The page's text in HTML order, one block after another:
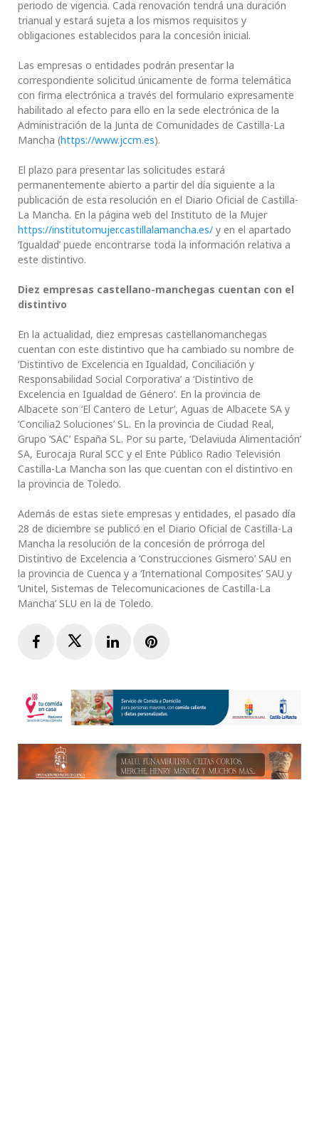
periodo de vigencia. Cada renovación tendrá una duración
trianual y estará sujeta a los mismos requisitos y
obligaciones establecidos para la concesión inicial.
Las empresas o entidades podrán presentar la
correspondiente solicitud únicamente de forma telemática
con firma electrónica a través del formulario expresamente
habilitado al efecto para ello en la sede electrónica de la
Administración de la Junta de Comunidades de Castilla-La
Mancha (https://www.jccm.es).
El plazo para presentar las solicitudes estará
permanentemente abierto a partir del día siguiente a la
publicación de esta resolución en el Diario Oficial de Castilla-
La Mancha. En la página web del Instituto de la Mujer
https://institutomujer.castillalamancha.es/ y en el apartado
‘Igualdad’ puede encontrarse toda la información relativa a
este distintivo.
Diez empresas castellano-manchegas cuentan con el
distintivo
En la actualidad, diez empresas castellanomanchegas
cuentan con este distintivo que ha cambiado su nombre de
‘Distintivo de Excelencia en Igualdad, Conciliación y
Responsabilidad Social Corporativa’ a ‘Distintivo de
Excelencia en Igualdad de Género’. En la provincia de
Albacete son ‘El Cantero de Letur’, Aguas de Albacete SA y
‘Concilia2 Soluciones’ SL. En la provincia de Ciudad Real,
Grupo ‘SAC’ España SL. Por su parte, ‘Delaviuda Alimentación’
SA, Eurocaja Rural SCC y el Ente Público Radio Televisión
Castilla-La Mancha son las que cuentan con el distintivo en
la provincia de Toledo.
Además de estas siete empresas y entidades, el pasado día
28 de diciembre se publicó en el Diario Oficial de Castilla-La
Mancha la resolución de la concesión de prórroga del
Distintivo de Excelencia a ‘Construcciones Gismero’ SAU en
la provincia de Cuenca y a ‘International Composites’ SAU y
‘Unitel, Sistemas de Telecomunicaciones de Castilla-La
Mancha’ SLU en la de Toledo.
FacebookTwitterLinkedInPinterest